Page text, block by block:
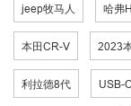
jeep牧马人 哈弗
本田CR-V 2023
利拉德8代 USB-